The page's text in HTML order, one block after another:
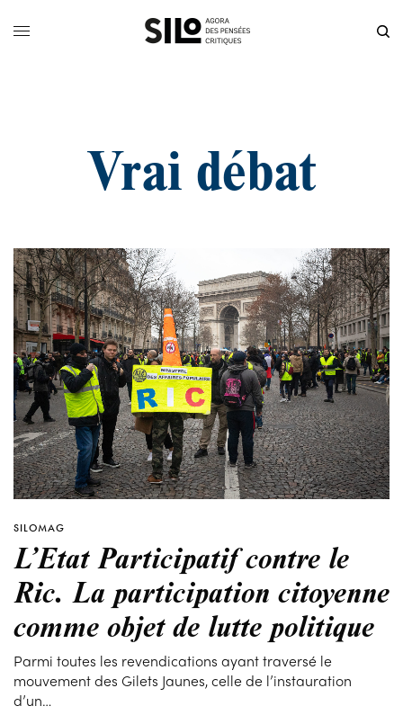
Vrai débat
SILOMAG
L’Etat Participatif contre le
Ric. La participation citoyenne
comme objet de lutte politique
Parmi toutes les revendications ayant traversé le
mouvement des Gilets Jaunes, celle de l’instauration
d’un…